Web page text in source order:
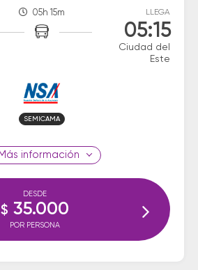
05h 15m LLEGA
05:15
Ciudad del
Este
SEMICAMA
información
DESDE
$ 35.000
POR PERSONA